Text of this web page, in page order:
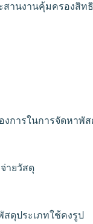
สานงานคุ้มครองสิท
งการในการจัดหาพั
ายวัสดุ
สดุประเภทใช้คงรูป